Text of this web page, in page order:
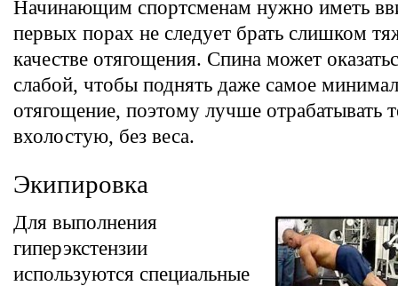
Начинающим спортсменам нужно иметь
первых порах не следует брать слишком
качестве отягощения. Спина может
слабой, чтобы поднять даже самое
отягощение, поэтому лучше отрабатывать
вхолостую, без веса.
Экипировка
Для выполнения
гиперэкстензии
используются специальные